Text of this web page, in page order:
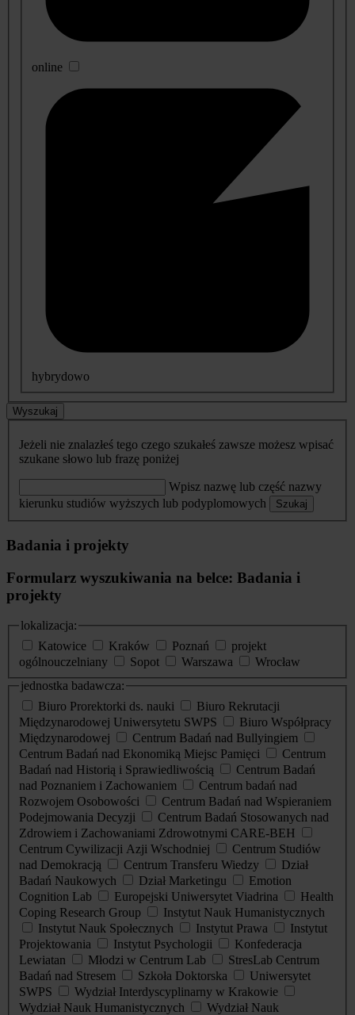
online
hybrydowo
Wyszukaj
Jeżeli nie znalazłeś tego czego szukałeś zawsze możesz wpisać
szukane słowo lub frazę poniżej
Wpisz nazwę lub część nazwy
kierunku studiów wyższych lub podyplomowych
Szukaj
Badania i projekty
Formularz wyszukiwania na belce: Badania i
projekty
lokalizacja:
Katowice
Kraków Poznań
projekt
ogólnouczelniany
Sopot Warszawa
Wrocław
jednostka badawcza:
Biuro Prorektorki ds. nauki
Biuro Rekrutacji
Międzynarodowej Uniwersytetu SWPS
Biuro Współpracy
Międzynarodowej
Centrum Badań nad Bullyingiem
Centrum Badań nad Ekonomiką Miejsc Pamięci
Centrum
Badań nad Historią i Sprawiedliwością
Centrum Badań
nad Poznaniem i Zachowaniem
Centrum badań nad
Rozwojem Osobowości
Centrum Badań nad Wspieraniem
Podejmowania Decyzji
Centrum Badań Stosowanych nad
Zdrowiem i Zachowaniami Zdrowotnymi CARE-BEH
Centrum Cywilizacji Azji Wschodniej
Centrum Studiów
nad Demokracją
Centrum Transferu Wiedzy
Dział
Badań Naukowych
Dział Marketingu
Emotion
Cognition Lab
Europejski Uniwersytet Viadrina
Health
Coping Research Group
Instytut Nauk Humanistycznych
Instytut Nauk Społecznych
Instytut Prawa
Instytut
Projektowania
Instytut Psychologii
Konfederacja
Lewiatan
Młodzi w Centrum Lab
StresLab Centrum
Badań nad Stresem
Szkoła Doktorska
Uniwersytet
SWPS
Wydział Interdyscyplinarny w Krakowie
Wydział Nauk Humanistycznych
Wydział Nauk